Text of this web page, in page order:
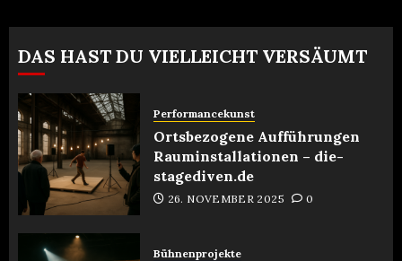
Beiträge
DAS HAST DU VIELLEICHT VERSÄUMT
Performancekunst
Ortsbezogene Aufführungen
Rauminstallationen – die-
stagediven.de
26. NOVEMBER 2025 0
Bühnenprojekte